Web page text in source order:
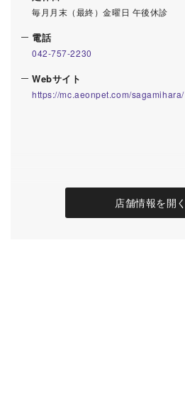
毎月月末（最終）金曜日 午後休診
電話
042-757-2230
Webサイト
https://mc.aeonpet.com/sagamihara/
店舗情報を開く